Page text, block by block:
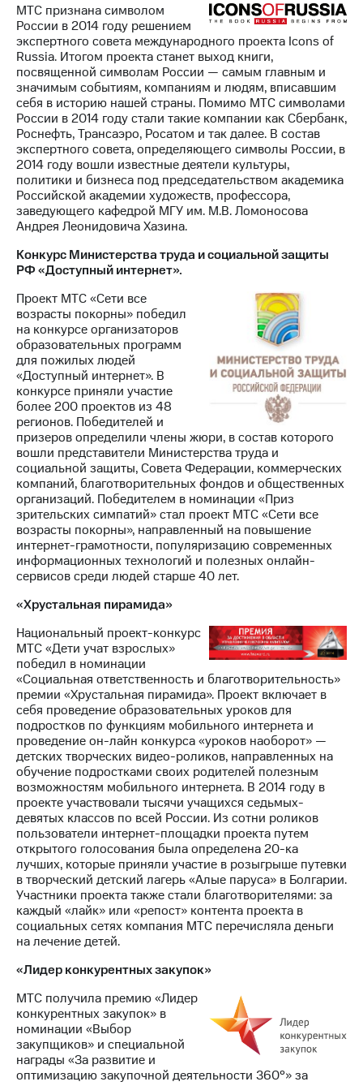
МТС признана символом
России в 2014 году решением
экспертного совета международного проекта Icons of
Russia. Итогом проекта станет выход книги,
посвященной символам России — самым главным и
значимым событиям, компаниям и людям, вписавшим
себя в историю нашей страны. Помимо МТС символами
России в 2014 году стали такие компании как Сбербанк,
Роснефть, Трансаэро, Росатом и так далее. В состав
экспертного совета, определяющего символы России, в
2014 году вошли известные деятели культуры,
политики и бизнеса под председательством академика
Российской академии художеств, профессора,
заведующего кафедрой МГУ им. М.В. Ломоносова
Андрея Леонидовича Хазина.
Конкурс Министерства труда и социальной защиты
РФ «Доступный интернет».
Проект МТС «Сети все
возрасты покорны» победил
на конкурсе организаторов
образовательных программ
для пожилых людей
«Доступный интернет». В
конкурсе приняли участие
более 200 проектов из 48
регионов. Победителей и
призеров определили члены жюри, в состав которого
вошли представители Министерства труда и
социальной защиты, Совета Федерации, коммерческих
компаний, благотворительных фондов и общественных
организаций. Победителем в номинации «Приз
зрительских симпатий» стал проект МТС «Сети все
возрасты покорны», направленный на повышение
интернет-грамотности, популяризацию современных
информационных технологий и полезных онлайн-
сервисов среди людей старше 40 лет.
«Хрустальная пирамида»
Национальный проект-конкурс
МТС «Дети учат взрослых»
победил в номинации
«Социальная ответственность и благотворительность»
премии «Хрустальная пирамида». Проект включает в
себя проведение образовательных уроков для
подростков по функциям мобильного интернета и
проведение он-лайн конкурса «уроков наоборот» —
детских творческих видео-роликов, направленных на
обучение подростками своих родителей полезным
возможностям мобильного интернета. В 2014 году в
проекте участвовали тысячи учащихся седьмых-
девятых классов по всей России. Из сотни роликов
пользователи интернет-площадки проекта путем
открытого голосования была определена 20-ка
лучших, которые приняли участие в розыгрыше путевки
в творческий детский лагерь «Алые паруса» в Болгарии.
Участники проекта также стали благотворителями: за
каждый «лайк» или «репост» контента проекта в
социальных сетях компания МТС перечисляла деньги
на лечение детей.
«Лидер конкурентных закупок»
МТС получила премию «Лидер
конкурентных закупок» в
номинации «Выбор
закупщиков» и специальной
награды «За развитие и
оптимизацию закупочной деятельности 360°» за